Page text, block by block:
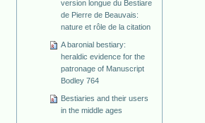
version longue du Bestiare
de Pierre de Beauvais:
nature et rôle de la citation
A baronial bestiary:
heraldic evidence for the
patronage of Manuscript
Bodley 764
Bestiaries and their users
in the middle ages